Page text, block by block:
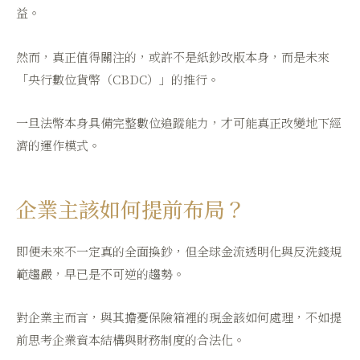
益。
然而，真正值得關注的，或許不是紙鈔改版本身，而是未來
「央行數位貨幣（CBDC）」的推行。
一旦法幣本身具備完整數位追蹤能力，才可能真正改變地下經
濟的運作模式。
企業主該如何提前布局？
即便未來不一定真的全面換鈔，但全球金流透明化與反洗錢規
範趨嚴，早已是不可逆的趨勢。
對企業主而言，與其擔憂保險箱裡的現金該如何處理，不如提
前思考企業資本結構與財務制度的合法化。